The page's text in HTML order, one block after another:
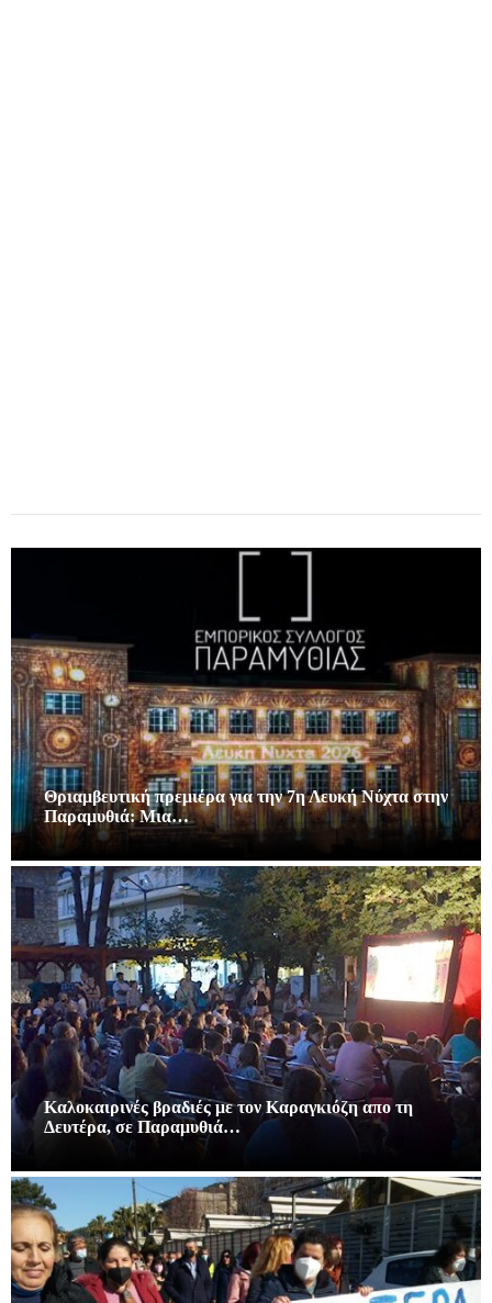
Θριαμβευτική πρεμιέρα για την 7η Λευκή Νύχτα στην
Παραμυθιά: Μια…
Καλοκαιρινές βραδιές με τον Καραγκιόζη απο τη
Δευτέρα, σε Παραμυθιά…